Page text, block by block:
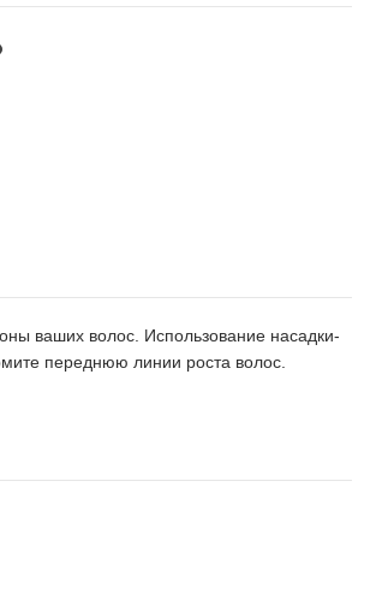
ваших волос. Использование насадки-
переднюю линии роста волос.